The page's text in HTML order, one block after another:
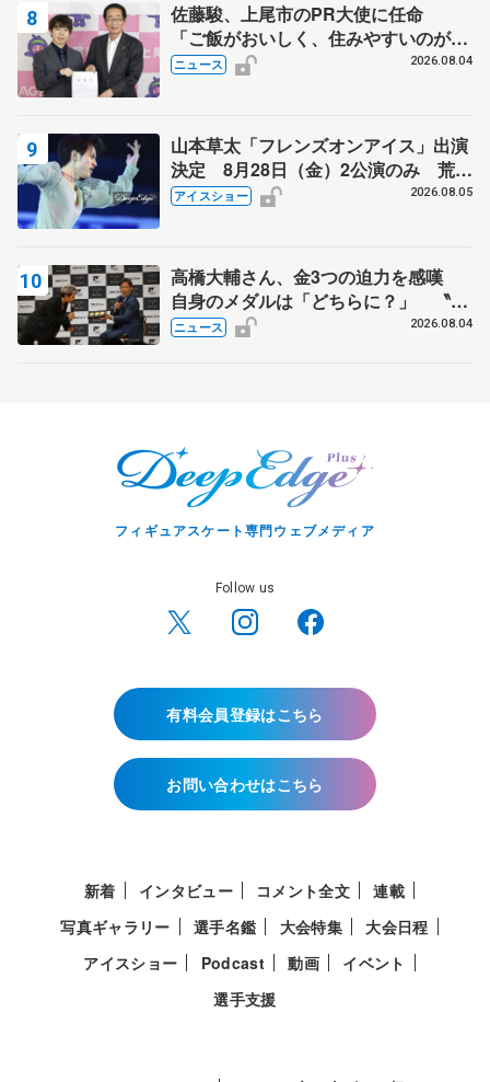
佐藤駿、上尾市のPR大使に任命
「ご飯がおいしく、住みやすいのが魅
力」
ニュース 2026.08.04
山本草太「フレンズオンアイス」出演
決定 8月28日（金）2公演のみ 荒川
静香さんプロデュース、20周年のアイ
アイスショー 2026.08.05
高橋大輔さん、金3つの迫力を感嘆
自身のメダルは「どちらに？」 〝リ
ス兄弟〟オリンピック3連覇の野村忠
ニュース 2026.08.04
フィギュアスケート専門ウェブメディア
Follow us
有料会員登録はこちら
お問い合わせはこちら
新着 インタビュー コメント全文
連載
写真ギャラリー
選手名鑑 大会特集
大会日程
アイスショー
Podcast 動画
イベント
選手支援